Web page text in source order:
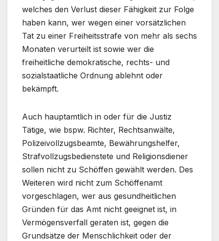
welches den Verlust dieser Fähigkeit zur Folge
haben kann, wer wegen einer vorsätzlichen
Tat zu einer Freiheitsstrafe von mehr als sechs
Monaten verurteilt ist sowie wer die
freiheitliche demokratische, rechts- und
sozialstaatliche Ordnung ablehnt oder
bekämpft.
Auch hauptamtlich in oder für die Justiz
Tätige, wie bspw. Richter, Rechtsanwälte,
Polizeivollzugsbeamte, Bewährungshelfer,
Strafvollzugsbedienstete und Religionsdiener
sollen nicht zu Schöffen gewählt werden. Des
Weiteren wird nicht zum Schöffenamt
vorgeschlagen, wer aus gesundheitlichen
Gründen für das Amt nicht geeignet ist, in
Vermögensverfall geraten ist, gegen die
Grundsätze der Menschlichkeit oder der